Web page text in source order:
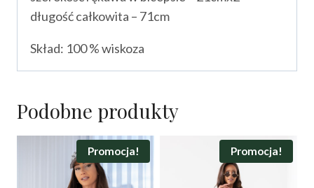
długość całkowita – 71cm
Skład: 100 % wiskoza
Podobne produkty
Promocja! Promocja!